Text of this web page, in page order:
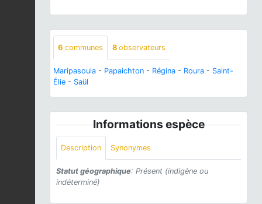
6 communes 8 observateurs
Maripasoula - Papaichton - Régina - Roura - Saint-
Élie - Saül
Informations espèce
Description Synonymes
Statut géographique: Présent (indigène ou
indéterminé)